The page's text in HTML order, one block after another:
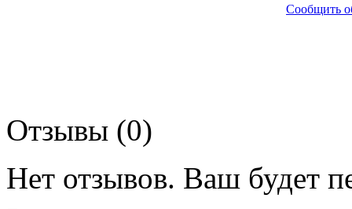
Сообщить
Отзывы (0)
Нет отзывов. Ваш будет